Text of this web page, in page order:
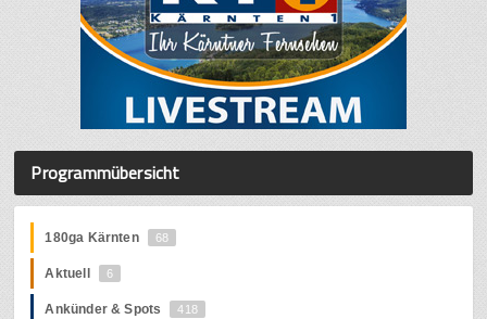
Programmübersicht
180ga Kärnten 68
Aktuell 6
Ankünder & Spots 418